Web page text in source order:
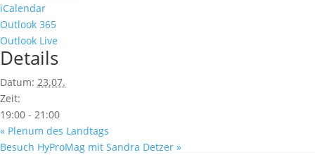
iCalendar
Outlook 365
Outlook Live
Details
Datum: 23.07.
Zeit:
19:00 - 21:00
« Plenum des Landtags
Besuch HyProMag mit Sandra Detzer »